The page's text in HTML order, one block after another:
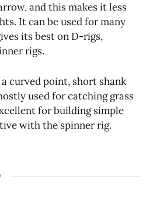
and this makes it less
It can be used for many
its best on D-rigs,
rigs.
curved point, short shank
used for catching grass
for building simple
with the spinner rig.